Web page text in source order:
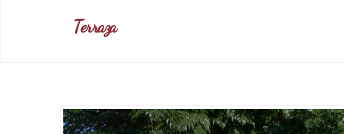
Terraza